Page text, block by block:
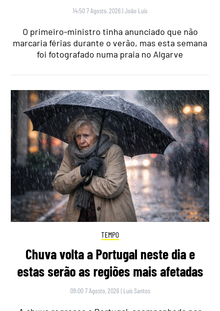
14:50 7 Agosto, 2026 |João Luís
O primeiro-ministro tinha anunciado que não
marcaria férias durante o verão, mas esta semana
foi fotografado numa praia no Algarve
TEMPO
Chuva volta a Portugal neste dia e
estas serão as regiões mais afetadas
09:00 7 Agosto, 2026 | Luís Santos